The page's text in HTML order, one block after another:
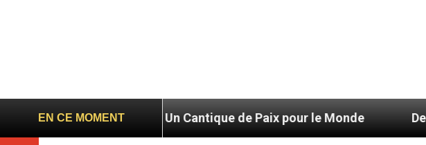
EN CE MOMENT
Un Cantique de Paix pour le Monde Des prêtres